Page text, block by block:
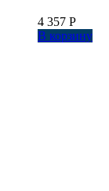
4 357 Р
В корзину